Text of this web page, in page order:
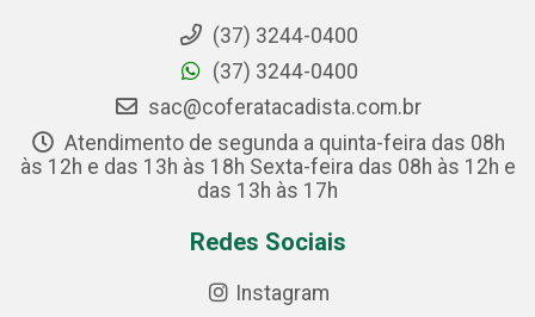
(37) 3244-0400
(37) 3244-0400
sac@coferatacadista.com.br
Atendimento de segunda a quinta-feira das 08h
às 12h e das 13h às 18h Sexta-feira das 08h às 12h e
das 13h às 17h
Redes Sociais
Instagram